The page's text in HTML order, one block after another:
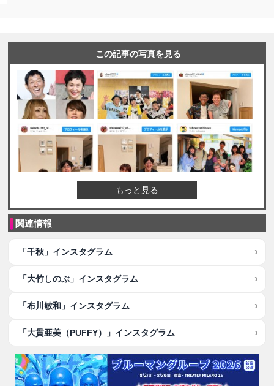
この記事の写真を見る
もっと見る
関連情報
「千秋」インスタグラム
「大竹しのぶ」インスタグラム
「布川敏和」インスタグラム
「大貫亜美（PUFFY）」インスタグラム